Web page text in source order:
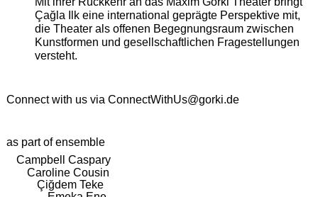
Çağla Ilk eine international geprägte Perspektive mit,
die Theater als offenen Begegnungsraum zwischen
Kunstformen und gesellschaftlichen Fragestellungen
versteht.
Connect with us via ConnectWithUs@gorki.de
as part of ensemble
Campbell Caspary
Caroline Cousin
Çiğdem Teke